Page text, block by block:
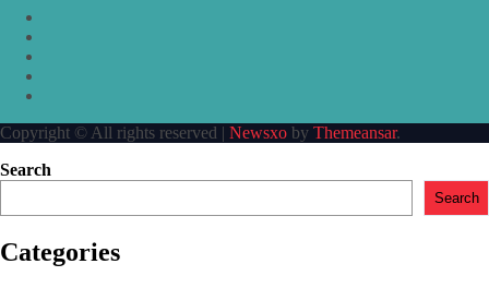
Copyright © All rights reserved | Newsxo by Themeansar.
Search
Search
Categories